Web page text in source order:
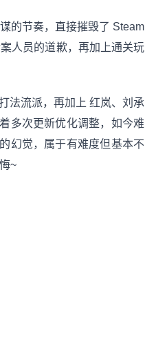
的节奏，直接摧毁了 Steam
人员的道歉，再加上通关玩
法流派，再加上 红岚、刘承
多次更新优化调整，如今难
幻觉，属于有难度但基本不
~